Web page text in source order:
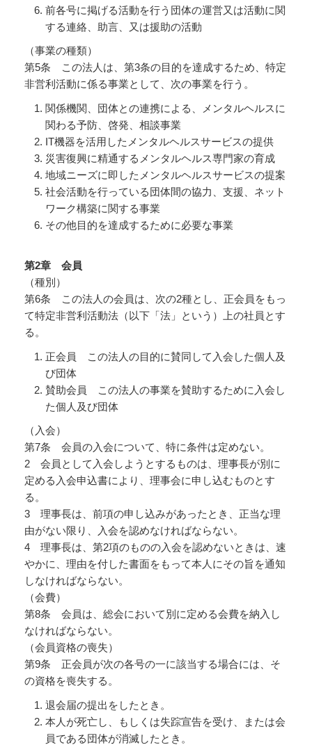
前各号に掲げる活動を行う団体の運営又は活動に関
する連絡、助言、又は援助の活動
（事業の種類）
第5条 この法人は、第3条の目的を達成するため、特定
非営利活動に係る事業として、次の事業を行う。
関係機関、団体との連携による、メンタルヘルスに
関わる予防、啓発、相談事業
IT機器を活用したメンタルヘルスサービスの提供
災害復興に精通するメンタルヘルス専門家の育成
地域ニーズに即したメンタルヘルスサービスの提案
社会活動を行っている団体間の協力、支援、ネット
ワーク構築に関する事業
その他目的を達成するために必要な事業
第2章 会員
（種別）
第6条 この法人の会員は、次の2種とし、正会員をもっ
て特定非営利活動法（以下「法」という）上の社員とす
る。
正会員 この法人の目的に賛同して入会した個人及
び団体
賛助会員 この法人の事業を賛助するために入会し
た個人及び団体
（入会）
第7条 会員の入会について、特に条件は定めない。
2 会員として入会しようとするものは、理事長が別に
定める入会申込書により、理事会に申し込むものとす
る。
3 理事長は、前項の申し込みがあったとき、正当な理
由がない限り、入会を認めなければならない。
4 理事長は、第2項のものの入会を認めないときは、速
やかに、理由を付した書面をもって本人にその旨を通知
しなければならない。
（会費）
第8条 会員は、総会において別に定める会費を納入し
なければならない。
（会員資格の喪失）
第9条 正会員が次の各号の一に該当する場合には、そ
の資格を喪失する。
退会届の提出をしたとき。
本人が死亡し、もしくは失踪宣告を受け、または会
員である団体が消滅したとき。